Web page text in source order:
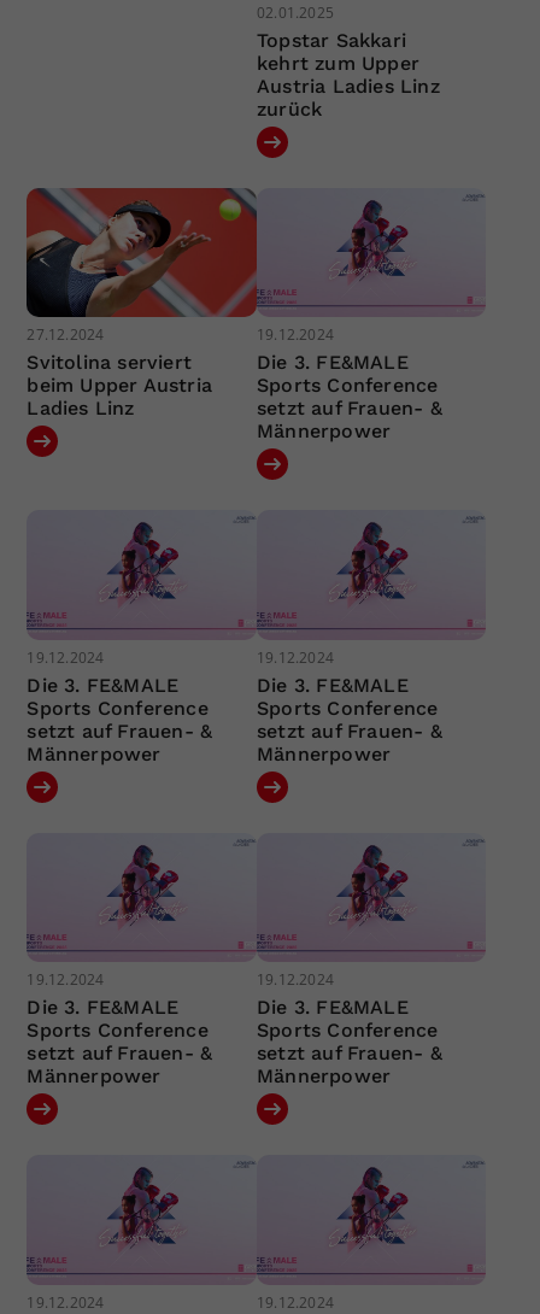
02.01.2025
Topstar Sakkari
kehrt zum Upper
Austria Ladies Linz
zurück
27.12.2024
Svitolina serviert
beim Upper Austria
Ladies Linz
19.12.2024
Die 3. FE&MALE
Sports Conference
setzt auf Frauen- &
Männerpower
19.12.2024
Die 3. FE&MALE
Sports Conference
setzt auf Frauen- &
Männerpower
19.12.2024
Die 3. FE&MALE
Sports Conference
setzt auf Frauen- &
Männerpower
19.12.2024
Die 3. FE&MALE
Sports Conference
setzt auf Frauen- &
Männerpower
19.12.2024
Die 3. FE&MALE
Sports Conference
setzt auf Frauen- &
Männerpower
19.12.2024 19.12.2024